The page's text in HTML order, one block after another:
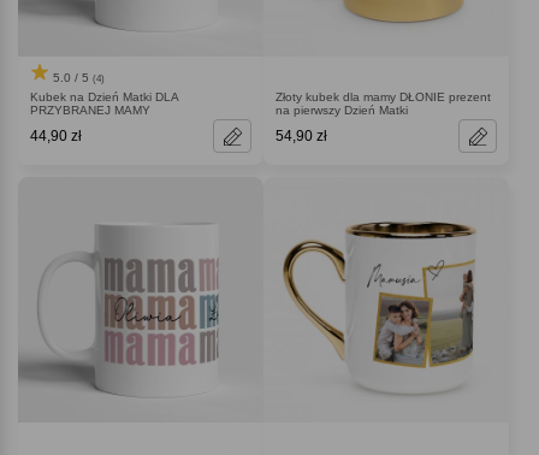
5.0 / 5 (4)
Kubek na Dzień Matki DLA
PRZYBRANEJ MAMY
44,90 zł
Złoty kubek dla mamy DŁONIE prezent
na pierwszy Dzień Matki
54,90 zł